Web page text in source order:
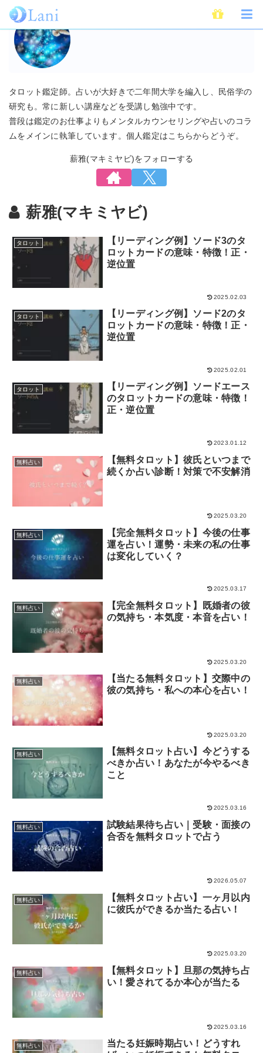
タロット鑑定師。占いが大好きで二年間大学を編入し、民俗学の
研究も。常に新しい講座などを受講し勉強中です。
普段は鑑定のお仕事よりもメンタルカウンセリングや占いのコラ
ムをメインに執筆しています。個人鑑定はこちらからどうぞ。
薪雅(マキミヤビ)をフォローする
薪雅(マキミヤビ)
タロット
【リーディング例】ソード3のタ
ロットカードの意味・特徴！正・
逆位置
2025.02.03
タロット
【リーディング例】ソード2のタ
ロットカードの意味・特徴！正・
逆位置
2025.02.01
タロット
【リーディング例】ソードエース
のタロットカードの意味・特徴！
正・逆位置
2023.01.12
無料占い
【無料タロット】彼氏といつまで
続くか占い診断！対策で不安解消
2025.03.20
無料占い
【完全無料タロット】今後の仕事
運を占い！運勢・未来の私の仕事
は変化していく？
2025.03.17
無料占い
【完全無料タロット】既婚者の彼
の気持ち・本気度・本音を占い！
2025.03.20
無料占い
【当たる無料タロット】交際中の
彼の気持ち・私への本心を占い！
2025.03.20
無料占い
【無料タロット占い】今どうする
べきか占い！あなたが今やるべき
こと
2025.03.16
無料占い
試験結果待ち占い｜受験・面接の
合否を無料タロットで占う
2026.05.07
無料占い
【無料タロット占い】一ヶ月以内
に彼氏ができるか当たる占い！
2025.03.20
無料占い
【無料タロット】旦那の気持ち占
い！愛されてるか本心が当たる
2025.03.16
無料占い
当たる妊娠時期占い！どうすれ